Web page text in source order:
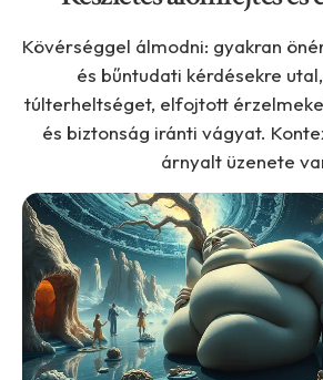
Kövérséggel álmodni: gyakran
és bűntudati kérdésekre
túlterheltséget, elfojtott
és biztonság iránti vágyat.
árnyalt üzenete